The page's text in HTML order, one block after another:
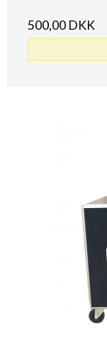
500,00 DKK